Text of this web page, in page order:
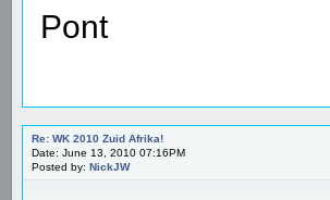
Pont
Re: WK 2010 Zuid Afrika!
Date: June 13, 2010 07:16PM
Posted by: NickJW